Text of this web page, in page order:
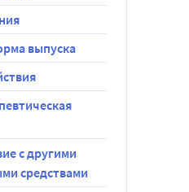
выпуска
с другими
средствами